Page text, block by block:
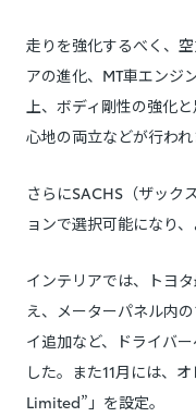
走りを強化するべく、
アの進化、MT車エンジ
上、ボディ剛性の強化
心地の両立などが行われ
さらにSACHS（ザック
ョンで選択可能になり
インテリアでは、トヨ
え、メーターパネル内
イ追加など、ドライバ
した。また11月には、
Limited”」を設定。